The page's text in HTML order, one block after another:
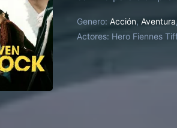
Genero: Acción, Aventura,
Actores: Hero Fiennes